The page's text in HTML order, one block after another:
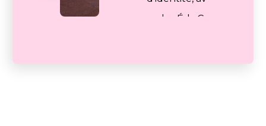
codes ÉduConnect